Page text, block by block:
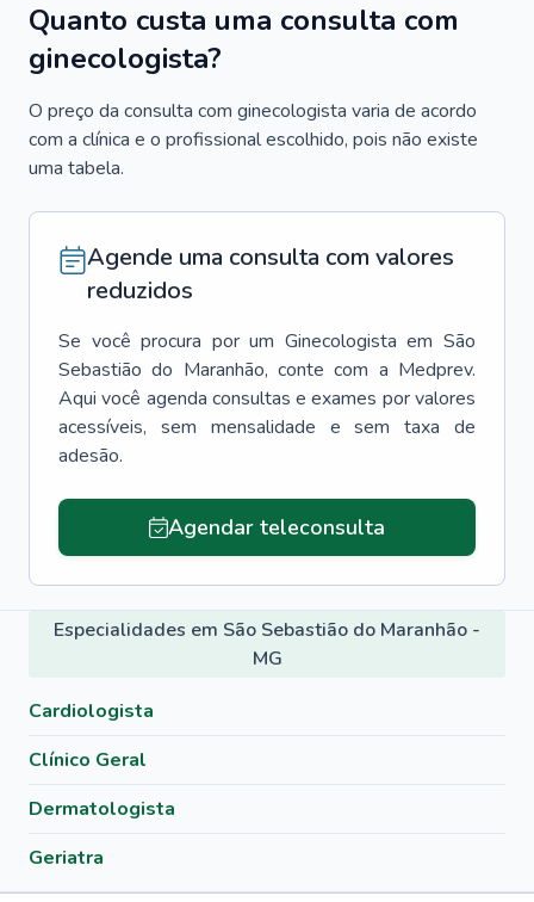
Quanto custa uma consulta com
ginecologista?
O preço da consulta com ginecologista varia de acordo
com a clínica e o profissional escolhido, pois não existe
uma tabela.
Agende uma consulta com valores
reduzidos
Se você procura por um Ginecologista em São
Sebastião do Maranhão, conte com a Medprev.
Aqui você agenda consultas e exames por valores
acessíveis, sem mensalidade e sem taxa de
adesão.
Agendar teleconsulta
Especialidades em São Sebastião do Maranhão -
MG
Cardiologista
Clínico Geral
Dermatologista
Geriatra